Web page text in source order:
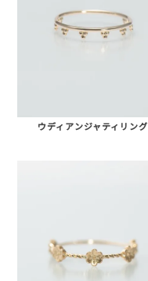
ウディアンジャティリング